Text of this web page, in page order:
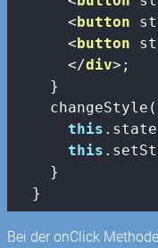
< button
< button
</div> ;
    }
this
this
    }
  }
Bei der onClick